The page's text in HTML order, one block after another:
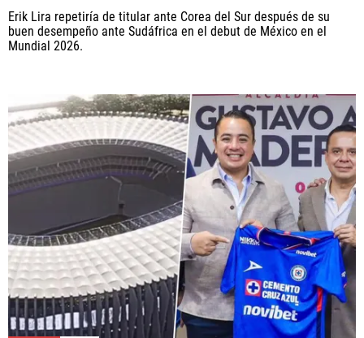
Erik Lira repetiría de titular ante Corea del Sur después de su
buen desempeño ante Sudáfrica en el debut de México en el
Mundial 2026.